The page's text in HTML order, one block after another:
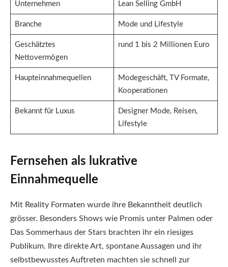
Unternehmen Lean Selling GmbH
Branche Mode und Lifestyle
Geschätztes
Nettovermögen
rund 1 bis 2 Millionen Euro
Haupteinnahmequellen
Modegeschäft, TV Formate,
Kooperationen
Bekannt für Luxus
Designer Mode, Reisen,
Lifestyle
Fernsehen als lukrative
Einnahmequelle
Mit Reality Formaten wurde ihre Bekanntheit deutlich
grösser. Besonders Shows wie Promis unter Palmen oder
Das Sommerhaus der Stars brachten ihr ein riesiges
Publikum. Ihre direkte Art, spontane Aussagen und ihr
selbstbewusstes Auftreten machten sie schnell zur